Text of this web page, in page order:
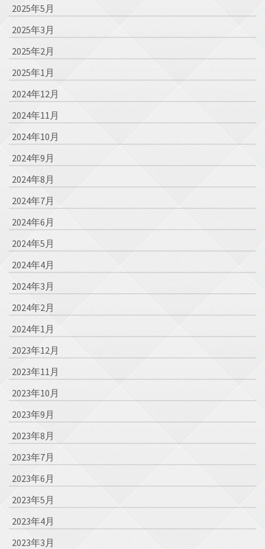
2025年5月
2025年3月
2025年2月
2025年1月
2024年12月
2024年11月
2024年10月
2024年9月
2024年8月
2024年7月
2024年6月
2024年5月
2024年4月
2024年3月
2024年2月
2024年1月
2023年12月
2023年11月
2023年10月
2023年9月
2023年8月
2023年7月
2023年6月
2023年5月
2023年4月
2023年3月